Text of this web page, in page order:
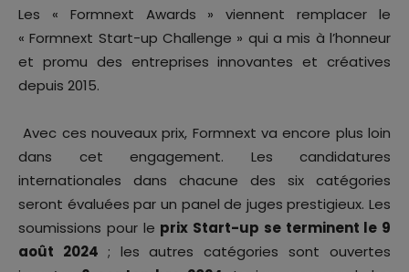
Les « Formnext Awards » viennent remplacer le
« Formnext Start-up Challenge » qui a mis à l’honneur
et promu des entreprises innovantes et créatives
depuis 2015.
Avec ces nouveaux prix, Formnext va encore plus loin
dans cet engagement. Les candidatures
internationales dans chacune des six catégories
seront évaluées par un panel de juges prestigieux. Les
soumissions pour le prix Start-up se terminent le 9
août 2024 ; les autres catégories sont ouvertes